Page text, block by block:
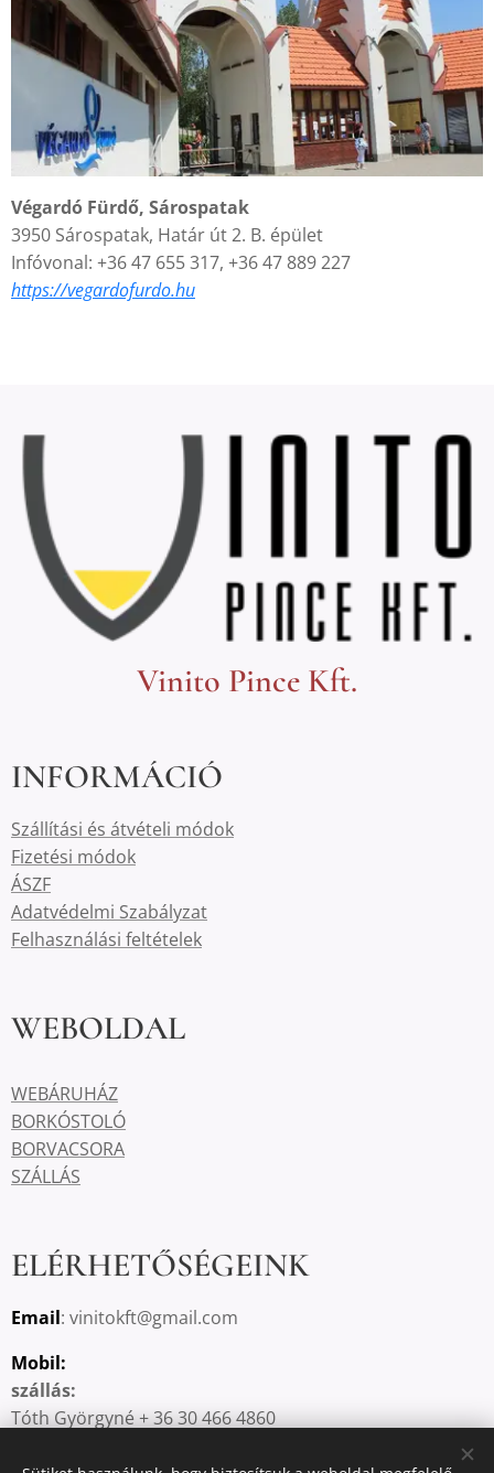
Végardó Fürdő, Sárospatak
3950 Sárospatak, Határ út 2. B. épület
Infóvonal: +36 47 655 317, +36 47 889 227
https://vegardofurdo.hu
Vinito Pince Kft.
INFORMÁCIÓ
Szállítási és átvételi módok
Fizetési módok
ÁSZF
Adatvédelmi Szabályzat
Felhasználási feltételek
WEBOLDAL
WEBÁRUHÁZ
BORKÓSTOLÓ
BORVACSORA
SZÁLLÁS
ELÉRHETŐSÉGEINK
Email: vinitokft@gmail.com
Mobil:
szállás:
Tóth Györgyné + 36 30 466 4860